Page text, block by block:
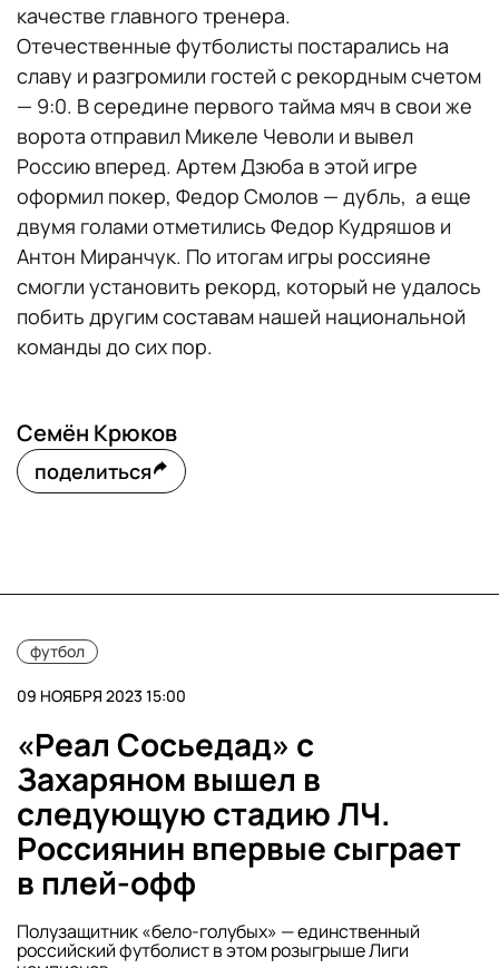
качестве главного тренера.
Отечественные футболисты постарались на
славу и разгромили гостей с рекордным счетом
— 9:0. В середине первого тайма мяч в свои же
ворота отправил Микеле Чеволи и вывел
Россию вперед. Артем Дзюба в этой игре
оформил покер, Федор Смолов — дубль, а еще
двумя голами отметились Федор Кудряшов и
Антон Миранчук. По итогам игры россияне
смогли установить рекорд, который не удалось
побить другим составам нашей национальной
команды до сих пор.
Семён Крюков
поделиться
футбол
09 НОЯБРЯ 2023 15:00
«Реал Сосьедад» с
Захаряном вышел в
следующую стадию ЛЧ.
Россиянин впервые сыграет
в плей-офф
Полузащитник «бело-голубых» — единственный
российский футболист в этом розыгрыше Лиги